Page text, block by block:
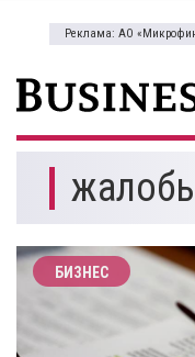
Реклама: АО
БИЗНЕС